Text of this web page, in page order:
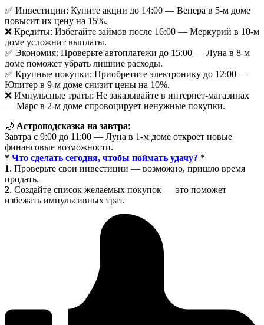
✅ Инвестиции: Купите акции до 14:00 — Венера в 5-м доме
повысит их цену на 15%.
❌ Кредиты: Избегайте займов после 16:00 — Меркурий в 10-м
доме усложнит выплаты.
✅ Экономия: Проверьте автоплатежи до 15:00 — Луна в 8-м
доме поможет убрать лишние расходы.
✅ Крупные покупки: Приобретите электронику до 12:00 —
Юпитер в 9-м доме снизит цены на 10%.
❌ Импульсные траты: Не заказывайте в интернет-магазинах
— Марс в 2-м доме спровоцирует ненужные покупки.
🌙 Астроподсказка на завтра:
Завтра с 9:00 до 11:00 — Луна в 1-м доме откроет новые
финансовые возможности.
* Что сделать сегодня, чтобы поймать удачу? *
1. Проверьте свои инвестиции — возможно, пришло время
продать.
2. Создайте список желаемых покупок — это поможет
избежать импульсивных трат.